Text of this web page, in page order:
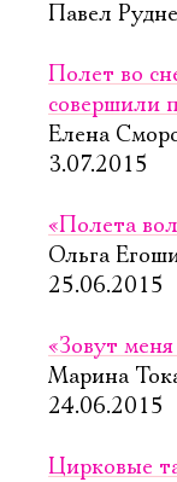
Павел
Полет во
совершили
Елена
3.07.2015
«Полета
Ольга
25.06.2015
«Зовут
Марина
24.06.2015
Цирковые